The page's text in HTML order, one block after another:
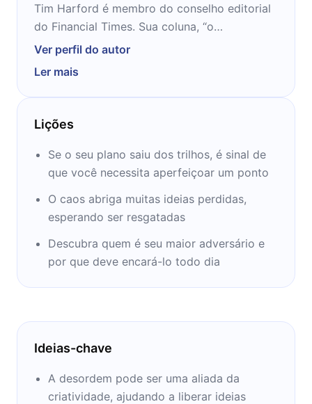
Tim Harford é membro do conselho editorial
do Financial Times. Sua coluna, “o
Undercover Economist”, que revela as idéias
cotidianas, é publicado no Financial Times e
distribuído em todo o mundo. Ele também é o
único economista no mundo para executar
uma página problema: “Querido Economist”,
em que os problemas pessoais dos FT
leitores são respondidas tongue-in-cheek
partir do site do autor
Ver perfil do autor
Ler mais
Lições
Se o seu plano saiu dos trilhos, é sinal de
que você necessita aperfeiçoar um ponto
O caos abriga muitas ideias perdidas,
esperando ser resgatadas
Descubra quem é seu maior adversário e
por que deve encará-lo todo dia
Ideias-chave
A desordem pode ser uma aliada da
criatividade, ajudando a liberar ideias